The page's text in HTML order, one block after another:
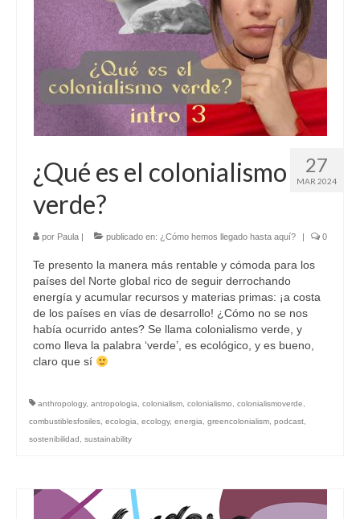
Sobre mí
Contacto
27
MAR 2024
¿Qué es el colonialismo
verde?
por Paula publicado en: ¿Cómo hemos llegado hasta aquí? 0
Te presento la manera más rentable y cómoda para los
países del Norte global rico de seguir derrochando
energía y acumular recursos y materias primas: ¡a costa
de los países en vías de desarrollo! ¿Cómo no se nos
había ocurrido antes? Se llama colonialismo verde, y
como lleva la palabra ‘verde’, es ecológico, y es bueno,
claro que sí
anthropology, antropologia, colonialism, colonialismo, colonialismoverde,
combustiblesfosiles, ecologia, ecology, energia, greencolonialism, podcast,
sostenibilidad , sustainability